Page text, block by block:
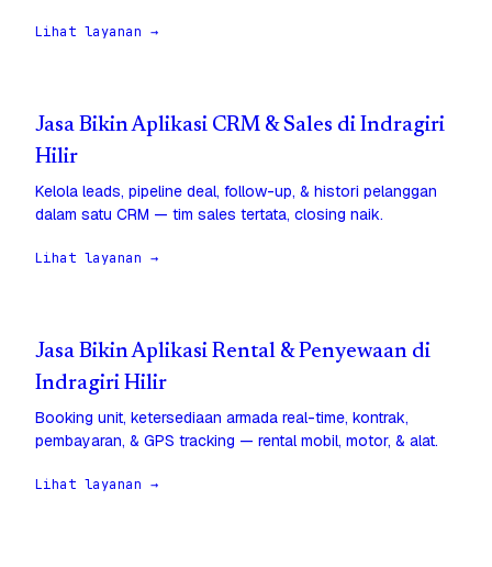
Lihat layanan →
Jasa Bikin Aplikasi CRM & Sales di Indragiri
Hilir
Kelola leads, pipeline deal, follow-up, & histori pelanggan
dalam satu CRM — tim sales tertata, closing naik.
Lihat layanan →
Jasa Bikin Aplikasi Rental & Penyewaan di
Indragiri Hilir
Booking unit, ketersediaan armada real-time, kontrak,
pembayaran, & GPS tracking — rental mobil, motor, & alat.
Lihat layanan →